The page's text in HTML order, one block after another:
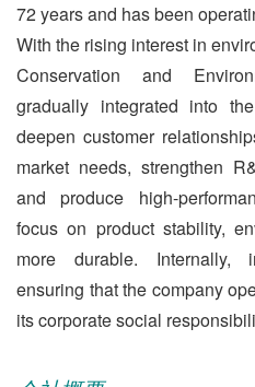
72 years and has been
With the rising interest in
Conservation and
gradually integrated into
deepen customer
market needs, strengthen
and produce high-
focus on product stability,
more durable. Internally,
ensuring that the company
its corporate social